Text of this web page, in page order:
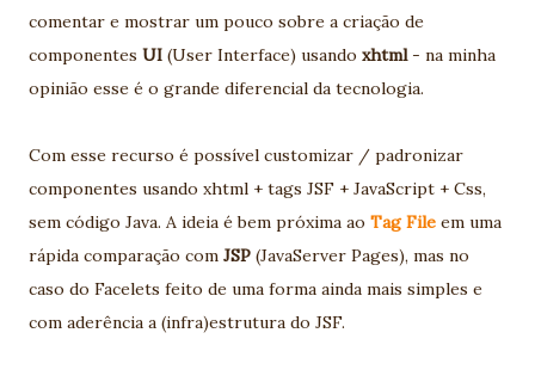
comentar e mostrar um pouco sobre a criação de
componentes UI (User Interface) usando xhtml - na minha
opinião esse é o grande diferencial da tecnologia.
Com esse recurso é possível customizar / padronizar
componentes usando xhtml + tags JSF + JavaScript + Css,
sem código Java. A ideia é bem próxima ao Tag File em uma
rápida comparação com JSP (JavaServer Pages), mas no
caso do Facelets feito de uma forma ainda mais simples e
com aderência a (infra)estrutura do JSF.